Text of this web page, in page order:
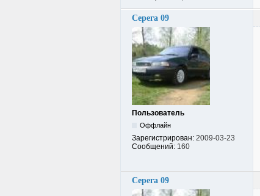
Серега 09
Пользователь
Оффлайн
Зарегистрирован: 2009-03-23
Сообщений: 160
Серега 09